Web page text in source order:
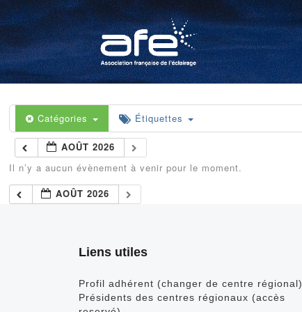
Catégories Étiquettes
AOÛT 2026
Il n’y a aucun évènement à venir pour le moment.
AOÛT 2026
Liens utiles
Profil adhérent (changer de centre régional)
Présidents des centres régionaux (accès